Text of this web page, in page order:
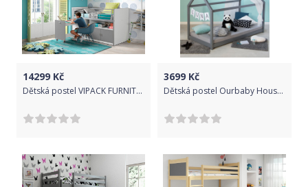
14299 Kč
Dětská postel VIPACK FURNITURE Bonny šedá 200x90 cm
3699 Kč
Dětská postel Ourbaby House bed šedá 200x90 cm